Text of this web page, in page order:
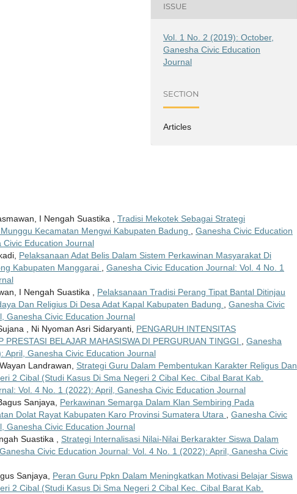
ISSUE
Vol. 1 No. 2 (2019): October,
Ganesha Civic Education
Journal
SECTION
Articles
I Nengah Suastika , Tradisi Mekotek Sebagai Strategi
Kecamatan Mengwi Kabupaten Badung , Ganesha Civic Education
Education Journal
Pelaksanaan Adat Belis Dalam Sistem Perkawinan Masyarakat Di
Kabupaten Manggarai , Ganesha Civic Education Journal: Vol. 4 No. 1
I Nengah Suastika , Pelaksanaan Tradisi Perang Tipat Bantal Ditinjau
Dan Religius Di Desa Adat Kapal Kabupaten Badung , Ganesha Civic
Ganesha Civic Education Journal
, Ni Nyoman Asri Sidaryanti, PENGARUH INTENSITAS
BELAJAR MAHASISWA DI PERGURUAN TINGGI , Ganesha
April, Ganesha Civic Education Journal
Landrawan, Strategi Guru Dalam Pembentukan Karakter Religus Dan
2 Cibal (Studi Kasus Di Sma Negeri 2 Cibal Kec. Cibal Barat Kab.
Vol. 4 No. 1 (2022): April, Ganesha Civic Education Journal
Sanjaya, Perkawinan Semarga Dalam Klan Sembiring Pada
Dolat Rayat Kabupaten Karo Provinsi Sumatera Utara , Ganesha Civic
Ganesha Civic Education Journal
Suastika , Strategi Internalisasi Nilai-Nilai Berkarakter Siswa Dalam
Ganesha Civic Education Journal: Vol. 4 No. 1 (2022): April, Ganesha Civic
Sanjaya, Peran Guru Ppkn Dalam Meningkatkan Motivasi Belajar Siswa
2 Cibal (Studi Kasus Di Sma Negeri 2 Cibal Kec. Cibal Barat Kab.